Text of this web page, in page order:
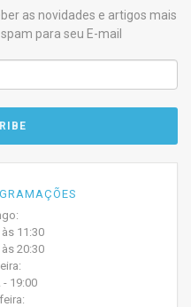
as novidades e artigos mais
para seu E-mail
às 11:30
às 20:30
- 19:00